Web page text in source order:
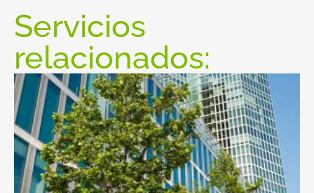
Servicios
relacionados: